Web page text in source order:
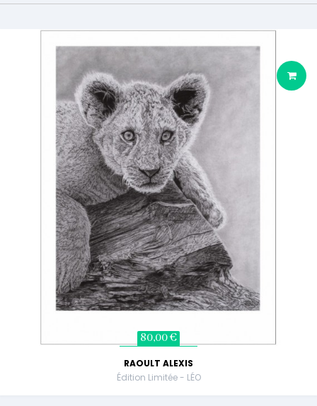
80,00 €
RAOULT ALEXIS
Édition Limitée - LÉO